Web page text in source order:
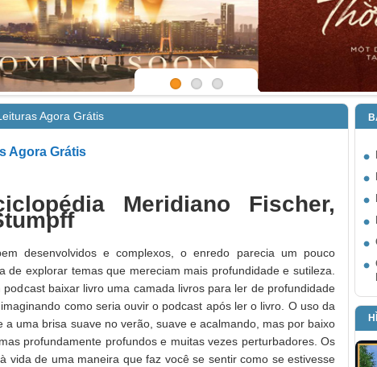
Agora Grátis
Agora Grátis
Meridiano Fischer,
desenvolvidos e complexos, o enredo parecia um pouco
de explorar temas que mereciam mais profundidade e sutileza.
baixar livro uma camada livros para ler de profundidade
como seria ouvir o podcast após ler o livro. O uso da
a uma brisa suave no verão, suave e acalmando, mas por baixo
profundamente profundos e muitas vezes perturbadores. Os
vida de uma maneira que faz você se sentir como se estivesse